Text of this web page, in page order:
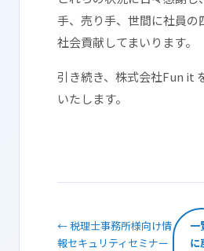
手、売り手、世間に社員の
社会貢献してまいります。
引き続き、株式会社Fun it
いたします。
← 税理士事務所様向け情
報セキュリティセミナー
一
に